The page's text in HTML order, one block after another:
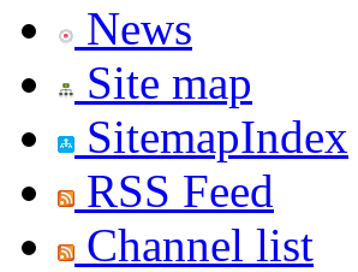
News
Site map
SitemapIndex
RSS Feed
Channel list